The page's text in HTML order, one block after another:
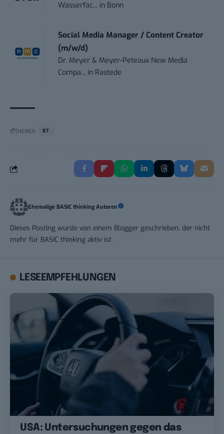
Wasserfac... in Bonn
Social Media Manager / Content Creator
(m/w/d)
Dr. Meyer & Meyer-Peteaux New Media
Compa... in Rastede
THEMEN: BT
Ehemalige BASIC thinking Autoren
Dieses Posting wurde von einem Blogger geschrieben, der nicht
mehr für BASIC thinking aktiv ist.
LESEEMPFEHLUNGEN
USA: Untersuchungen gegen das